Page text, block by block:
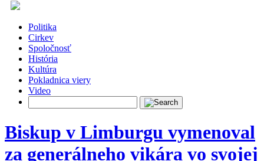
Politika
Cirkev
Spoločnosť
História
Kultúra
Pokladnica viery
Video
Biskup v Limburgu vymenoval
za generálneho vikára vo svojej